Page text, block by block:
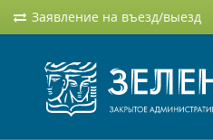
Заявление на въезд/выезд